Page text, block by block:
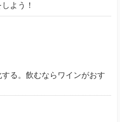
よう！
る。飲むならワインがおす